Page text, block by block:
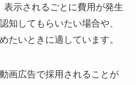
表示されるごとに費用が発生
知してもらいたい場合や、
たいときに適しています。
画広告で採用されることが